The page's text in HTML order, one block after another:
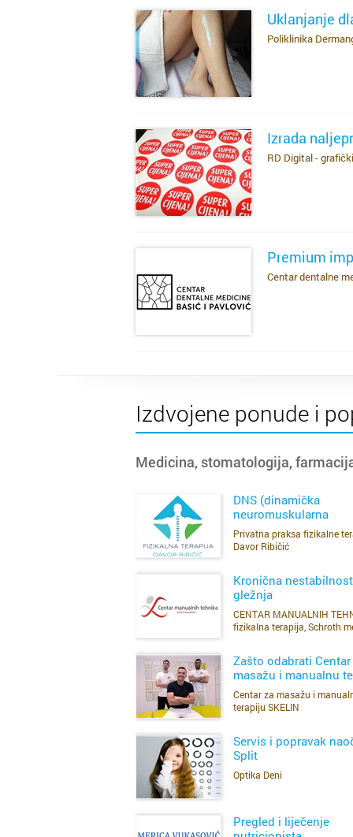
Uklanjanje
Poliklinika
Izrada
RD Digital -
Premium
Centar dentalne
Izdvojene ponude i
Medicina, stomatologija,
SAZNAJ VIŠE
DNS (dinamička
neuromuskularna
stabilizacija)
Privatna praksa fizikalne
Davor Ribičić
SAZNAJ VIŠE
Kronična nestabilnost
gležnja
CENTAR MANUALNIH
fizikalna terapija, Schroth
SAZNAJ VIŠE
Zašto odabrati Centar
masažu i manualnu
Skelin?
Centar za masažu i
terapiju SKELIN
SAZNAJ VIŠE
Servis i popravak
Split
Optika Deni
Pregled i liječenje